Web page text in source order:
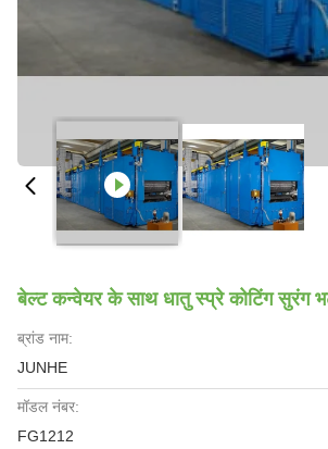
बेल्ट कन्वेयर के साथ धातु स्प्रे कोटिंग सुरंग
ब्रांड नाम:
JUNHE
मॉडल नंबर:
FG1212